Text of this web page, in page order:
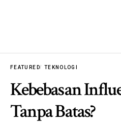
FEATURED TEKNOLOGI
Kebebasan
Tanpa Batas?